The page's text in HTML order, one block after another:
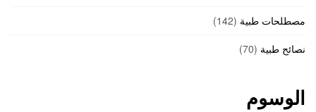
مصطلحات طبية (142)
نصائح طبية (70)
الوسوم